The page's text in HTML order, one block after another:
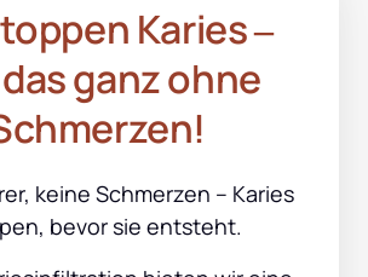
Karies ‒
das ganz
keine Schmerzen – Karies
bevor sie entsteht.